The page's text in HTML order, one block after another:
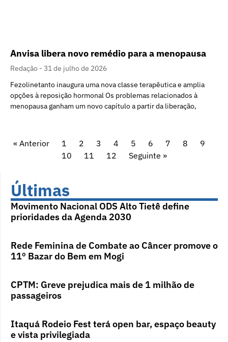
Anvisa libera novo remédio para a menopausa
Redação
31 de julho de 2026
Fezolinetanto inaugura uma nova classe terapêutica e amplia
opções à reposição hormonal Os problemas relacionados à
menopausa ganham um novo capítulo a partir da liberação,
« Anterior 1 2 3 4 5 6 7 8
9
10
11 12 Seguinte »
Últimas
Movimento Nacional ODS Alto Tietê define
prioridades da Agenda 2030
Rede Feminina de Combate ao Câncer promove o
11º Bazar do Bem em Mogi
CPTM: Greve prejudica mais de 1 milhão de
passageiros
Itaquá Rodeio Fest terá open bar, espaço beauty
e vista privilegiada